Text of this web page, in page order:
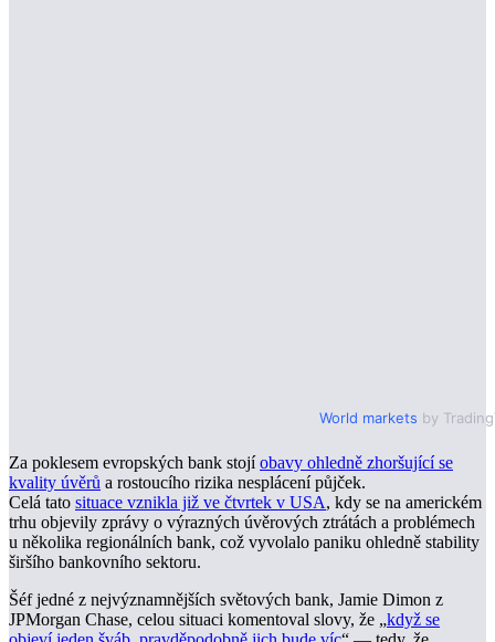
World markets by
Za poklesem evropských bank stojíobavy ohledně zhoršující se
kvality úvěrů a rostoucího rizika nesplácení půjček.
Celá tato situace vznikla již ve čtvrtek v USA, kdy se na americkém
trhu objevily zprávy o výrazných úvěrových ztrátách a problémech
u několika regionálních bank, což vyvolalo paniku ohledně stability
širšího bankovního sektoru.
Šéf jedné z nejvýznamnějších světových bank, Jamie Dimon z
JPMorgan Chase, celou situaci komentoval slovy, že „když se